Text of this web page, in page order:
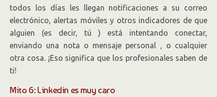
todos los días les llegan notificaciones a su correo
electrónico, alertas móviles y otros indicadores de que
alguien (es decir, tú ) está intentando conectar,
enviando una nota o mensaje personal , o cualquier
otra cosa. ¡Eso significa que los profesionales saben de
ti!
Mito 6: Linkedin es muy caro